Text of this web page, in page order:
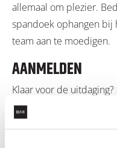
allemaal om plezier.
spandoek ophangen
team aan te moedigen.
AANMELDEN
Klaar voor de
Survivalrun via
bij, want vol=vol!